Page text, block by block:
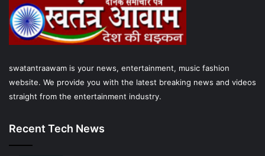
o
o
e
r
b
e
g
swatantraawam is your news, entertainment, music fashion
website. We provide you with the latest breaking news and videos
straight from the entertainment industry.
Recent Tech News